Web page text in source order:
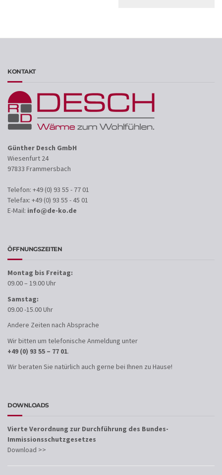
KONTAKT
Günther Desch GmbH
Wiesenfurt 24
97833 Frammersbach
Telefon: +49 (0) 93 55 - 77 01
Telefax: +49 (0) 93 55 - 45 01
E-Mail: info@de-ko.de
ÖFFNUNGSZEITEN
Montag bis Freitag:
09.00 – 19.00 Uhr
Samstag:
09.00 -15.00 Uhr
Andere Zeiten nach Absprache
Wir bitten um telefonische Anmeldung unter
+49 (0) 93 55 – 77 01.
Wir beraten Sie natürlich auch gerne bei Ihnen zu Hause!
DOWNLOADS
Vierte Verordnung zur Durchführung des Bundes-
Immissionsschutzgesetzes
Download >>